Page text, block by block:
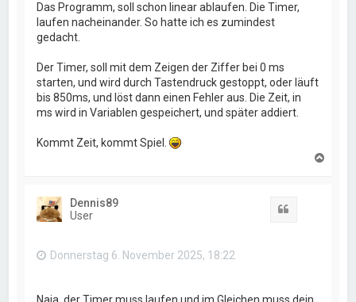
Das Programm, soll schon linear ablaufen. Die Timer,
laufen nacheinander. So hatte ich es zumindest
gedacht.
Der Timer, soll mit dem Zeigen der Ziffer bei 0 ms
starten, und wird durch Tastendruck gestoppt, oder läuft
bis 850ms, und löst dann einen Fehler aus. Die Zeit, in
ms wird in Variablen gespeichert, und später addiert.
Kommt Zeit, kommt Spiel.
Dennis89
User
Donnerstag 6. November 2025, 18:22
Naja, der Timer muss laufen und im Gleichen muss dein